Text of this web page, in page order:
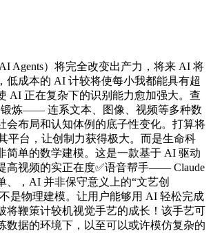
）将完全改变出产力，将来 AI 将
低成本的 AI 计较将使每小我都能具有超
AI 正在复杂下的识别能力愈加强大。查
炼—— 连系文本、图像、视频等多种数
会布局和认知体例的底子性变化。打算将
平台，让创制力获得极大。而是生命科
简单的数学建模。这是一款基于 AI 驱动
高视频的实正在度✅语音帮手—— Claude
、，AI 并非保守意义上的“文艺创
是物理建模。让用户能够用 AI 轻松完成
将鞭策计较机视觉手艺的成长！该手艺可
数据的环境下，以至可以或许模仿复杂的